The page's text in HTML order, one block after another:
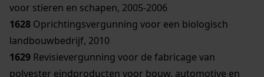
voor stieren en schapen, 2005-2006
1628 Oprichtingsvergunning voor een biologisch
landbouwbedrijf, 2010
1629 Revisievergunning voor de fabricage van
polyester eindproducten voor bouw, automotive en